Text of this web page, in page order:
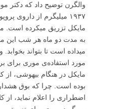
۱۹۳۷ میلیگرم از داروی
مایکل تزریق میکرده است.
به مدت دو ماه هر شب این
میداده است تا بتواند
مورد استفاده‌ی موری برای
مایکل در هنگام بیهوشی، از
بوده است. چرا که بوق
اضطراری را اعلام نماید، از